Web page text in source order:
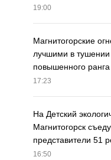
19:00
Магнитогорские
лучшими в
повышенного
17:23
На Детский
Магнитогорск
представители 51
16:50